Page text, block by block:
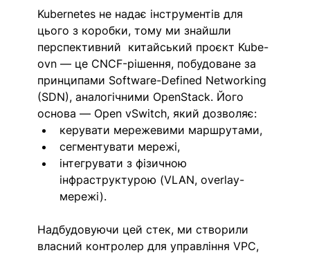
Kubernetes не надає інструментів для
цього з коробки, тому ми знайшли
перспективний  китайський проєкт Kube-
ovn — це CNCF-рішення, побудоване за
принципами Software-Defined Networking
(SDN), аналогічними OpenStack. Його
основа — Open vSwitch, який дозволяє:
керувати мережевими маршрутами,
сегментувати мережі,
інтегрувати з фізичною
інфраструктурою (VLAN, overlay-
мережі).
Надбудовуючи цей стек, ми створили
власний контролер для управління VPC,